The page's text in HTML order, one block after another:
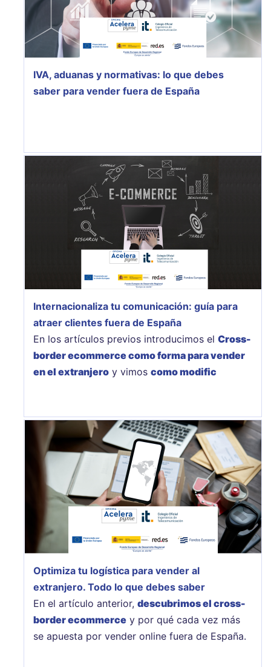
IVA, aduanas y normativas: lo que debes
saber para vender fuera de España
Internacionaliza tu comunicación: guía para
atraer clientes fuera de España
En los artículos previos introducimos el Cross-
border ecommerce como forma para vender
en el extranjero y vimos como modific
Optimiza tu logística para vender al
extranjero. Todo lo que debes saber
En el artículo anterior, descubrimos el cross-
border ecommerce y por qué cada vez más
se apuesta por vender online fuera de España.